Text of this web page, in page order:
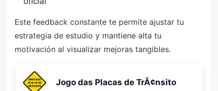
Este feedback constante te permite ajustar tu
estrategia de estudio y mantiene alta tu
motivación al visualizar mejoras tangibles.
Jogo das Placas de TrÃ¢nsito